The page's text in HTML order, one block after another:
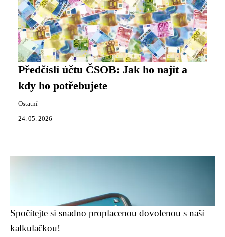
Předčíslí účtu ČSOB: Jak ho najít a
kdy ho potřebujete
Ostatní
24. 05. 2026
Spočítejte si snadno proplacenou dovolenou s naší
kalkulačkou!